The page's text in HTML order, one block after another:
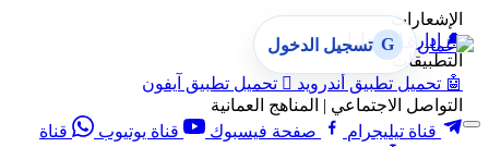
إدارة الإشعارات
تحميل تطبيق أندرويد  تحميل تطبيق آيفون
الاجتماعي | المناهج العمانية
قناة تيليجرام
صفحة فيسبوك قناة يوتيوب
قناة
G تسجيل الدخول